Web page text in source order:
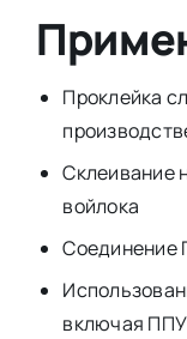
Проклейка
Склеивание
войлока
Соединение
включая